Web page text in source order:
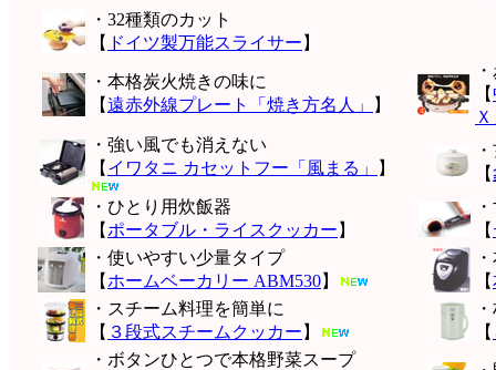
・32種類のカット
【 ドイツ製万能スライサー 】
・本格炭火焼きの味に
【遠赤外線プレート「焼き方名人」 】
【
・強い風でも消えない
【 イワタニ カセットフー「風まる」 】
【
・ひとり用炊飯器
【 ポータブル・ライスクッカー 】
【
・使いやすい少量タイプ
【 ホームベーカリー ABM530】
【
・スチーム料理を簡単に
【 ３段式スチームクッカー 】
【
・ボタンひとつで本格野菜スープ